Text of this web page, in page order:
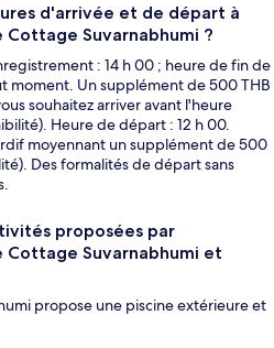
d'arrivée et de départ à
Suvarnabhumi ?
: 14 h 00 ; heure de fin de
moment. Un supplément de 500 THB
souhaitez arriver avant l'heure
Heure de départ : 12 h 00.
moyennant un supplément de 500
Des formalités de départ sans
proposées par
Suvarnabhumi et
propose une piscine extérieure et